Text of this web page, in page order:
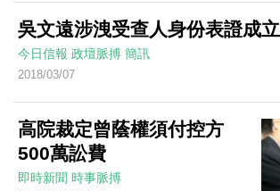
吳文遠涉洩受查人身份表證成立
今日信報 政壇脈搏 簡訊
2018/03/07
高院裁定曾蔭權須付控方
500萬訟費
即時新聞 時事脈搏